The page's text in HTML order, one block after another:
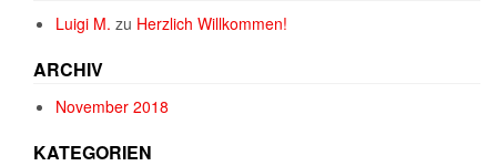
Luigi M. zu Herzlich Willkommen!
ARCHIV
November 2018
KATEGORIEN